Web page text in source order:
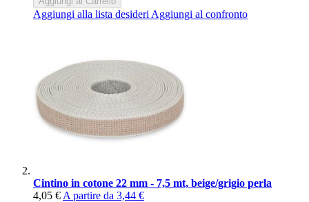
Aggiungi alla lista desideri Aggiungi al confronto
Cintino in cotone 22 mm - 7,5 mt, beige/grigio perla
4,05 € A partire da 3,44 €